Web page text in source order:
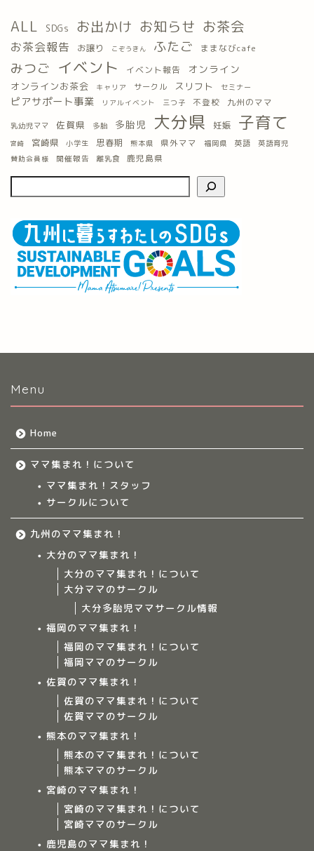
ALL SDGs お出かけ お知らせ お茶会
お茶会報告 お譲り こぞうきん ふたご ままなびcafe
みつご イベント イベント報告 オンライン
オンラインお茶会 キャリア サークル スリフト セミナー
ピアサポート事業 リアルイベント 三つ子 不登校 九州のママ
乳幼児ママ 佐賀県 多胎 多胎児 大分県 妊娠 子育て
宮崎 宮崎県 小学生 思春期 熊本県 県外ママ 福岡県 英語 英語育児
賛助会員様 開催報告 離乳食 鹿児島県
Menu
Home
ママ集まれ！について
ママ集まれ！スタッフ
サークルについて
九州のママ集まれ！
大分のママ集まれ！
大分のママ集まれ！について
大分ママのサークル
大分多胎児ママサークル情報
福岡のママ集まれ！
福岡のママ集まれ！について
福岡ママのサークル
佐賀のママ集まれ！
佐賀のママ集まれ！について
佐賀ママのサークル
熊本のママ集まれ！
熊本のママ集まれ！について
熊本ママのサークル
宮崎のママ集まれ！
宮崎のママ集まれ！について
宮崎ママのサークル
鹿児島のママ集まれ！
ママ集まれ！について
ママ集まれ！スタッフ